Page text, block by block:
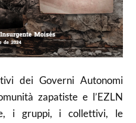
dei Governi Autonomi
zapatiste e l’EZLN
i gruppi, i collettivi, le